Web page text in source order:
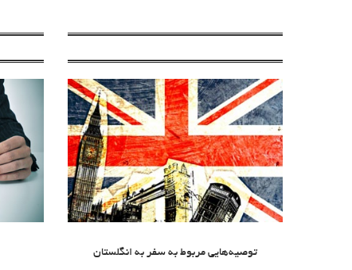
توصیه‌هایی مربوط به سفر به انگلستان